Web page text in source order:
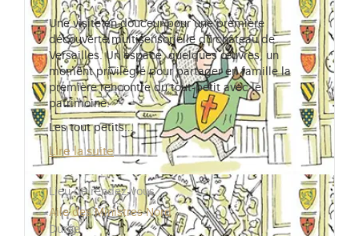
Une visite en douceur pour une première
découverte multisensorielle du château de
Versailles. Un espace, quelques œuvres, un
moment privilégié pour partager en famille la
première rencontre du tout-petit avec le
patrimoine.
Les tout petits…
Lire la suite
Lieu de rendez-vous
Aile des Ministres Nord
Durée